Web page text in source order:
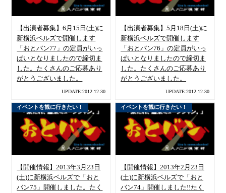
【出演者募集】6月15日(土)に
新横浜ベルズで開催します
「おとバン77」の定員がいっ
ぱいとなりましたので締切ま
した。たくさんのご応募あり
がとうございました。
UPDATE:2012.12.30
【出演者募集】5月18日(土)に
新横浜ベルズで開催します
「おとバン76」の定員がいっ
ぱいとなりましたので締切ま
した。たくさんのご応募あり
がとうございました。
UPDATE:2012.12.30
イベントを観に行きたい！
【開催情報】2013年3月23日
(土)に新横浜ベルズで「おと
バン75」開催しました。たく
イベントを観に行きたい！
【開催情報】2013年2月23日
(土)に新横浜ベルズで「おと
バン74」開催しました!!たく